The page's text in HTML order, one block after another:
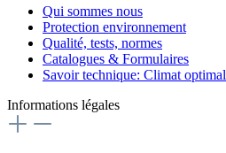
Qui sommes nous
Protection environnement
Qualité, tests, normes
Catalogues & Formulaires
Savoir technique: Climat optimal
Informations légales